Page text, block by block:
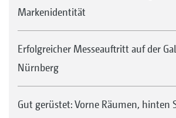
Markenidentität
Erfolgreicher Messeauftritt auf der
Nürnberg
Gut gerüstet: Vorne Räumen, hinten